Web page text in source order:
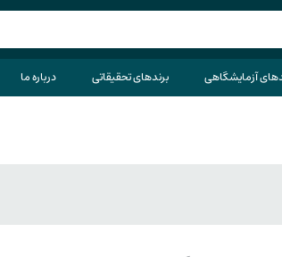
آزمایشگاهی برندهای تحقیقاتی درباره ما